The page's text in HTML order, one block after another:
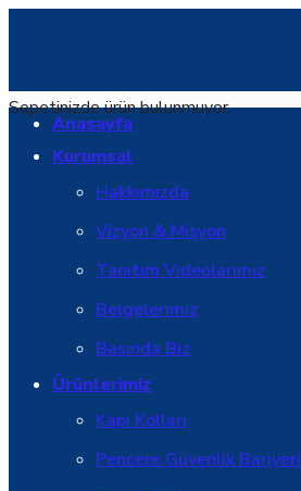
Sepetinizde ürün bulunmuyor.
Anasayfa
Kurumsal
Hakkımızda
Vizyon & Misyon
Tanıtım Videolarımız
Belgelerimiz
Basında Biz
Ürünlerimiz
Kapı Kolları
Pencere Güvenlik Bariyeri